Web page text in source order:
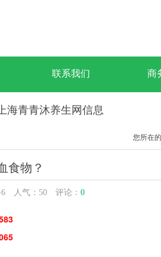
联系我们 商
海青青沐养生网信息
您所在
食物？
人气： 50 评论： 0